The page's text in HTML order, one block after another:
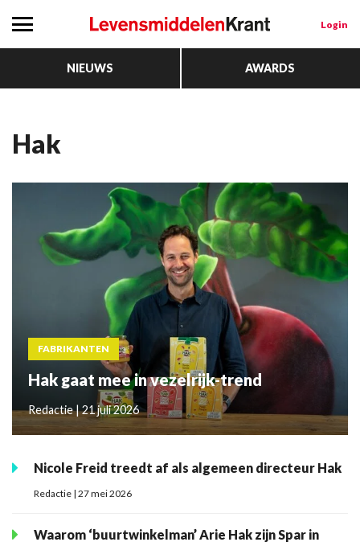
Login
NIEUWS AWARDS
Hak
FABRIKANTEN
Hak gaat mee in vezelrijk-trend
Redactie | 21 juli 2026
Nicole Freid treedt af als algemeen directeur Hak
Redactie | 27 mei 2026
Waarom ‘buurtwinkelman’ Arie Hak zijn Spar in